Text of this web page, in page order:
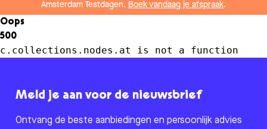
Amsterdam Testdagen. Boek vandaag je afspraak.
Oops
500
c.collections.nodes.at is not a function
Meld je aan voor de nieuwsbrief
Ontvang de beste aanbiedingen en persoonlijk advies